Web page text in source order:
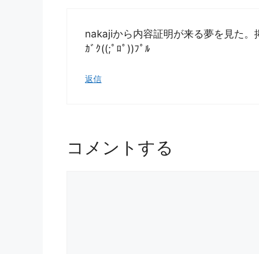
nakajiから内容証明が来る夢を見た。
ｶﾞｸ((;ﾟﾛﾟ))ﾌﾟﾙ
返信
コメントする